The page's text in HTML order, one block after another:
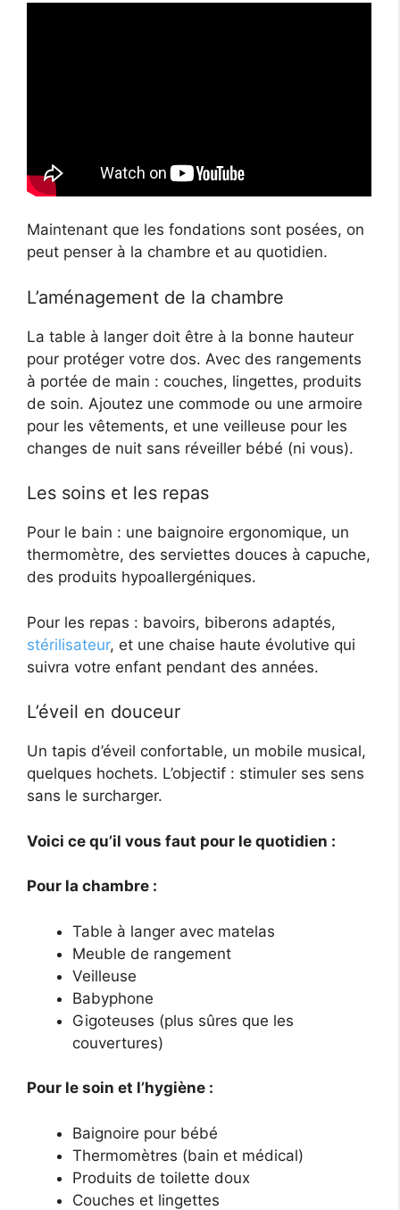
Maintenant que les fondations sont posées, on
peut penser à la chambre et au quotidien.
L’aménagement de la chambre
La table à langer doit être à la bonne hauteur
pour protéger votre dos. Avec des rangements
à portée de main : couches, lingettes, produits
de soin. Ajoutez une commode ou une armoire
pour les vêtements, et une veilleuse pour les
changes de nuit sans réveiller bébé (ni vous).
Les soins et les repas
Pour le bain : une baignoire ergonomique, un
thermomètre, des serviettes douces à capuche,
des produits hypoallergéniques.
Pour les repas : bavoirs, biberons adaptés,
stérilisateur, et une chaise haute évolutive qui
suivra votre enfant pendant des années.
L’éveil en douceur
Un tapis d’éveil confortable, un mobile musical,
quelques hochets. L’objectif : stimuler ses sens
sans le surcharger.
Voici ce qu’il vous faut pour le quotidien :
Pour la chambre :
Table à langer avec matelas
Meuble de rangement
Veilleuse
Babyphone
Gigoteuses (plus sûres que les
couvertures)
Pour le soin et l’hygiène :
Baignoire pour bébé
Thermomètres (bain et médical)
Produits de toilette doux
Couches et lingettes